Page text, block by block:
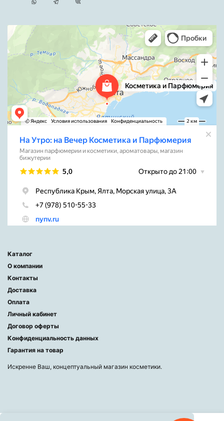
Каталог
О компании
Контакты
Доставка
Оплата
Личный кабинет
Договор оферты
Конфиденциальность данных
Гарантия на товар
Искренне Ваш, концептуальный магазин косметики.